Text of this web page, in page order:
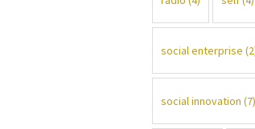
social enterprise
social innovation (7)